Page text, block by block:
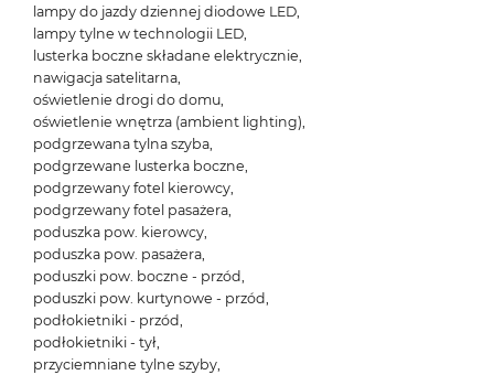
lampy do jazdy dziennej diodowe LED,
lampy tylne w technologii LED,
lusterka boczne składane elektrycznie,
nawigacja satelitarna,
oświetlenie drogi do domu,
oświetlenie wnętrza (ambient lighting),
podgrzewana tylna szyba,
podgrzewane lusterka boczne,
podgrzewany fotel kierowcy,
podgrzewany fotel pasażera,
poduszka pow. kierowcy,
poduszka pow. pasażera,
poduszki pow. boczne - przód,
poduszki pow. kurtynowe - przód,
podłokietniki - przód,
podłokietniki - tył,
przyciemniane tylne szyby,